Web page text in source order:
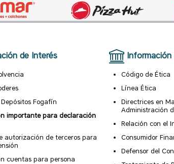
de Interés
Fogafín
importante para declaración
autorización de terceros para
cuentas para persona
Código de Ética
Línea Ética
Directrices en
Administración
Relación con el
Consumidor
Defensor del